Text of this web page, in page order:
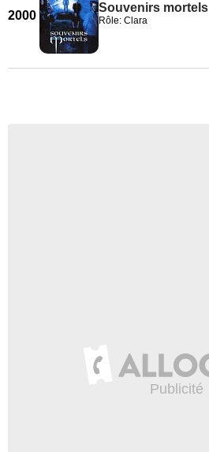
2000
Souvenirs mortels
Rôle: Clara